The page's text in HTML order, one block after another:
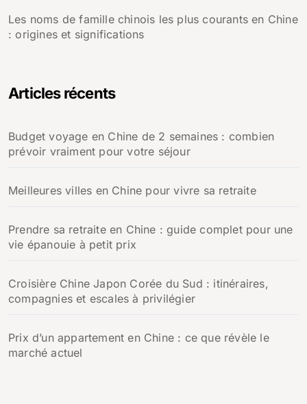
Les noms de famille chinois les plus courants en Chine
: origines et significations
Articles récents
Budget voyage en Chine de 2 semaines : combien
prévoir vraiment pour votre séjour
Meilleures villes en Chine pour vivre sa retraite
Prendre sa retraite en Chine : guide complet pour une
vie épanouie à petit prix
Croisière Chine Japon Corée du Sud : itinéraires,
compagnies et escales à privilégier
Prix d’un appartement en Chine : ce que révèle le
marché actuel